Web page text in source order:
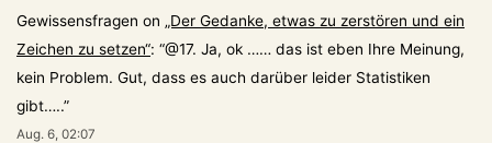
Gewissensfragen on „Der Gedanke, etwas zu zerstören und ein
Zeichen zu setzen“: “@17. Ja, ok …… das ist eben Ihre Meinung,
kein Problem. Gut, dass es auch darüber leider Statistiken
gibt…..”
Aug. 6, 02:07